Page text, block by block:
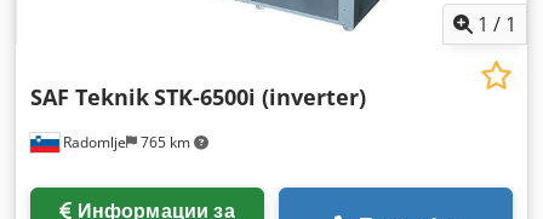
1 / 1
Radomlje 765 km
SAF TeknikSTK-6500i (inverter)